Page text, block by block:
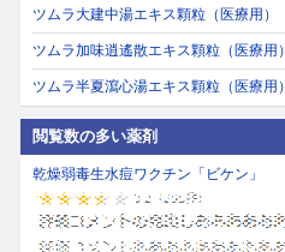
ツムラ大建中湯エキス顆粒（医療用）
ツムラ加味逍遙散エキス顆粒（医療用）
ツムラ半夏瀉心湯エキス顆粒（医療用）
閲覧数の多い薬剤
乾燥弱毒生水痘ワクチン「ビケン」